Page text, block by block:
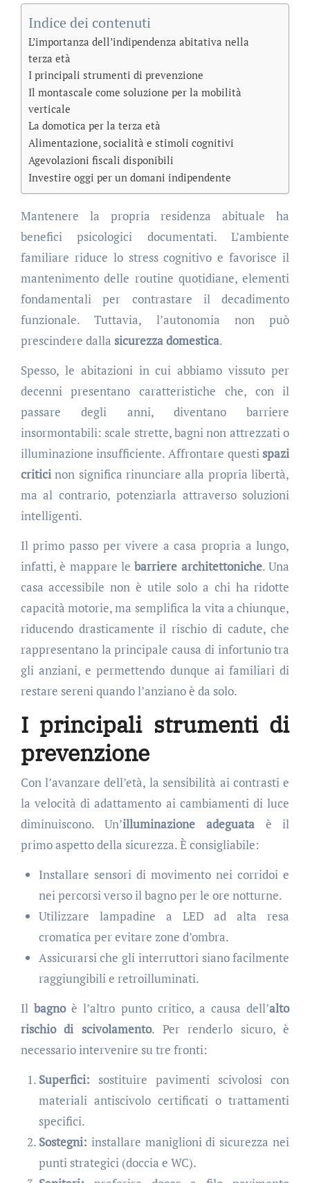
Indice dei contenuti
L’importanza dell’indipendenza abitativa nella
terza età
I principali strumenti di prevenzione
Il montascale come soluzione per la mobilità
verticale
La domotica per la terza età
Alimentazione, socialità e stimoli cognitivi
Agevolazioni fiscali disponibili
Investire oggi per un domani indipendente
Mantenere la propria residenza abituale ha
benefici psicologici documentati. L’ambiente
familiare riduce lo stress cognitivo e favorisce il
mantenimento delle routine quotidiane, elementi
fondamentali per contrastare il decadimento
funzionale. Tuttavia, l’autonomia non può
prescindere dalla sicurezza domestica.
Spesso, le abitazioni in cui abbiamo vissuto per
decenni presentano caratteristiche che, con il
passare degli anni, diventano barriere
insormontabili: scale strette, bagni non attrezzati o
illuminazione insufficiente. Affrontare questi spazi
criticinon significa rinunciare alla propria libertà,
ma al contrario, potenziarla attraverso soluzioni
intelligenti.
Il primo passo per vivere a casa propria a lungo,
infatti, è mappare lebarriere architettoniche. Una
casa accessibile non è utile solo a chi ha ridotte
capacità motorie, ma semplifica la vita a chiunque,
riducendo drasticamente il rischio di cadute, che
rappresentano la principale causa di infortunio tra
gli anziani, e permettendo dunque ai familiari di
restare sereni quando l’anziano è da solo.
I principali strumenti di
prevenzione
Con l’avanzare dell’età, la sensibilità ai contrasti e
la velocità di adattamento ai cambiamenti di luce
diminuiscono. Un’illuminazione adeguata è il
primo aspetto della sicurezza. È consigliabile:
Installare sensori di movimento nei corridoi e
nei percorsi verso il bagno per le ore notturne.
Utilizzare lampadine a LED ad alta resa
cromatica per evitare zone d’ombra.
Assicurarsi che gli interruttori siano facilmente
raggiungibili e retroilluminati.
Il bagnoè l’altro punto critico, a causa dell’alto
rischio di scivolamento. Per renderlo sicuro, è
necessario intervenire su tre fronti:
Superfici: sostituire pavimenti scivolosi con
materiali antiscivolo certificati o trattamenti
specifici.
Sostegni: installare maniglioni di sicurezza nei
punti strategici (doccia e WC).